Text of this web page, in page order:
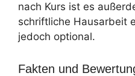
nach Kurs ist es
schriftliche Hausarbeit
jedoch optional.
Fakten und